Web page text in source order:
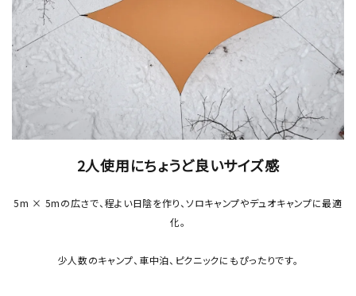
2人使用にちょうど良いサイズ感
5m × 5mの広さで、程よい日陰を作り、ソロキャンプやデュオキャンプに最適
化。
少人数のキャンプ、車中泊、ピクニックにもぴったりです。